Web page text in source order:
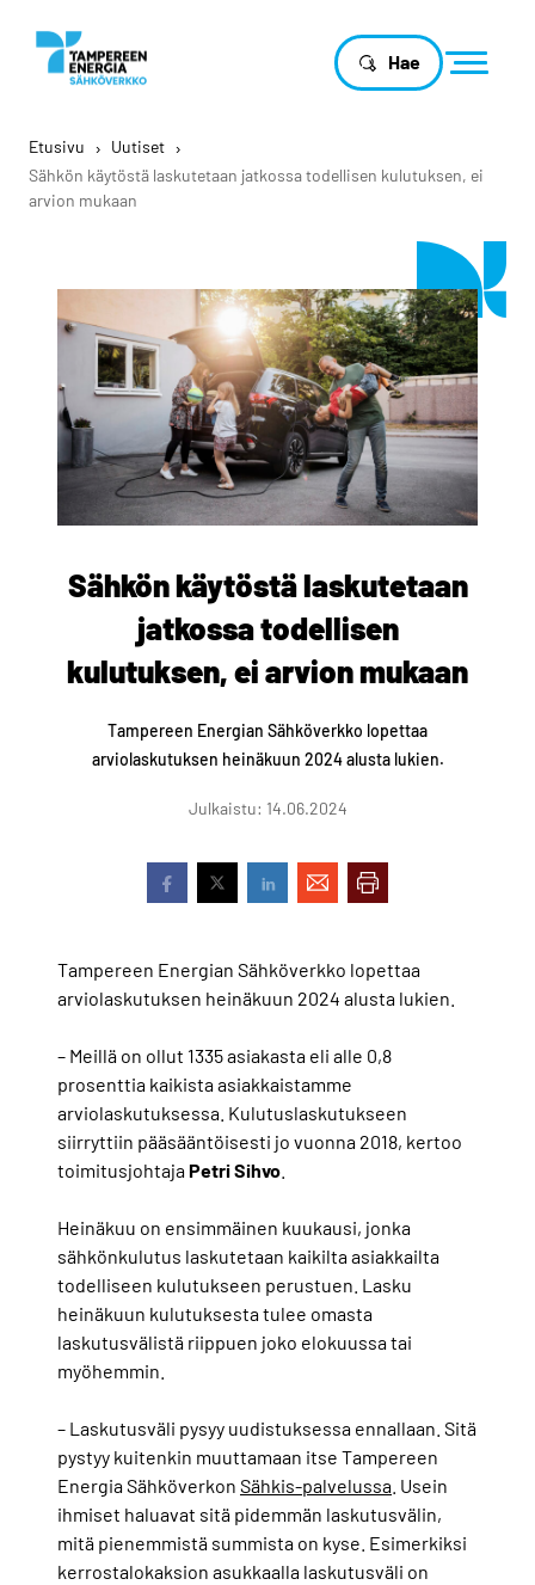
Hae
Etusivu › Uutiset ›
Sähkön käytöstä laskutetaan jatkossa todellisen kulutuksen, ei
arvion mukaan
Sähkön käytöstä laskutetaan
jatkossa todellisen
kulutuksen, ei arvion mukaan
Tampereen Energian Sähköverkko lopettaa
arviolaskutuksen heinäkuun 2024 alusta lukien.
Julkaistu: 14.06.2024
Tampereen Energian Sähköverkko lopettaa
arviolaskutuksen heinäkuun 2024 alusta lukien.
– Meillä on ollut 1335 asiakasta eli alle 0,8
prosenttia kaikista asiakkaistamme
arviolaskutuksessa. Kulutuslaskutukseen
siirryttiin pääsääntöisesti jo vuonna 2018, kertoo
toimitusjohtajaPetri Sihvo
Heinäkuu on ensimmäinen kuukausi, jonka
sähkönkulutus laskutetaan kaikilta asiakkailta
todelliseen kulutukseen perustuen. Lasku
heinäkuun kulutuksesta tulee omasta
laskutusvälistä riippuen joko elokuussa tai
myöhemmin.
– Laskutusväli pysyy uudistuksessa ennallaan. Sitä
pystyy kuitenkin muuttamaan itse Tampereen
Energia Sähköverkon Sähkis-palvelussa . Usein
ihmiset haluavat sitä pidemmän laskutusvälin,
mitä pienemmistä summista on kyse. Esimerkiksi
kerrostalokaksion asukkaalla laskutusväli on